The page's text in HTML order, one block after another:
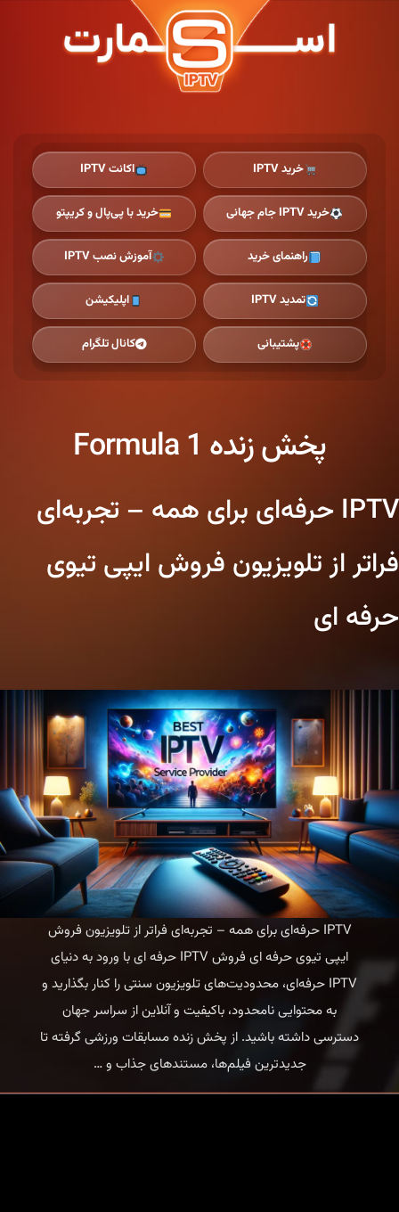
خرید IPTV اکانت IPTV
خرید IPTV جام جهانی خرید با پی‌پال و کریپتو
راهنمای خرید آموزش نصب IPTV
تمدید IPTV اپلیکیشن
پشتیبانی کانال تلگرام
پخش زنده Formula 1
IPTV حرفه‌ای برای همه – تجربه‌ای
فراتر از تلویزیون فروش ایپی تیوی
حرفه ای
IPTV حرفه‌ای برای همه – تجربه‌ای فراتر از تلویزیون فروش
ایپی تیوی حرفه ای فروش IPTV حرفه ای با ورود به دنیای
IPTV حرفه‌ای، محدودیت‌های تلویزیون سنتی را کنار بگذارید و
به محتوایی نامحدود، باکیفیت و آنلاین از سراسر جهان
دسترسی داشته باشید. از پخش زنده مسابقات ورزشی گرفته تا
جدیدترین فیلم‌ها، مستندهای جذاب و…
حرفه‌ای